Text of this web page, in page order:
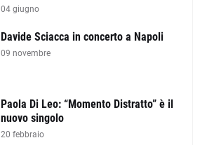
04 giugno
Davide Sciacca in concerto a Napoli
09 novembre
Paola Di Leo: “Momento Distratto” è il
nuovo singolo
20 febbraio